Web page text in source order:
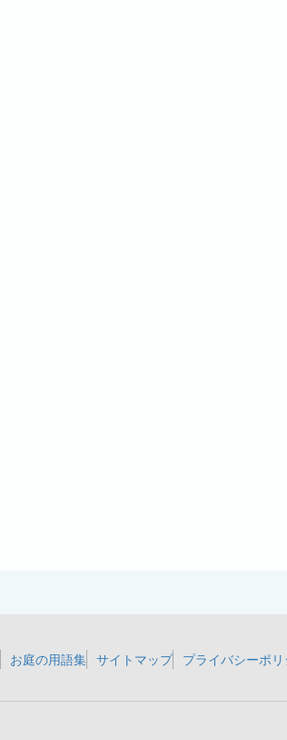
お庭の用語集 サイトマップ プライバシーポリ